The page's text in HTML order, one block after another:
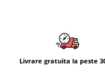
Livrare gratuita la peste